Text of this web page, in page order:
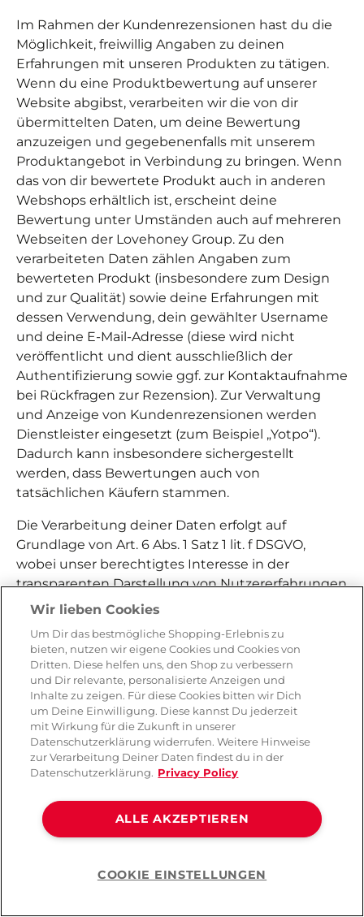
Im Rahmen der Kundenrezensionen hast du die
Möglichkeit, freiwillig Angaben zu deinen
Erfahrungen mit unseren Produkten zu tätigen.
Wenn du eine Produktbewertung auf unserer
Website abgibst, verarbeiten wir die von dir
übermittelten Daten, um deine Bewertung
anzuzeigen und gegebenenfalls mit unserem
Produktangebot in Verbindung zu bringen. Wenn
das von dir bewertete Produkt auch in anderen
Webshops erhältlich ist, erscheint deine
Bewertung unter Umständen auch auf mehreren
Webseiten der Lovehoney Group. Zu den
verarbeiteten Daten zählen Angaben zum
bewerteten Produkt (insbesondere zum Design
und zur Qualität) sowie deine Erfahrungen mit
dessen Verwendung, dein gewählter Username
und deine E-Mail-Adresse (diese wird nicht
veröffentlicht und dient ausschließlich der
Authentifizierung sowie ggf. zur Kontaktaufnahme
bei Rückfragen zur Rezension). Zur Verwaltung
und Anzeige von Kundenrezensionen werden
Dienstleister eingesetzt (zum Beispiel „Yotpo“).
Dadurch kann insbesondere sichergestellt
werden, dass Bewertungen auch von
tatsächlichen Käufern stammen.
Die Verarbeitung deiner Daten erfolgt auf
Grundlage von Art. 6 Abs. 1 Satz 1 lit. f DSGVO,
wobei unser berechtigtes Interesse in der
transparenten Darstellung von Nutzererfahrungen
sowie in der kontinuierlichen Verbesserung
Dienstleistern wurden
Auftragsverarbeitungsverträge abgeschlossen.
Deine Rezension kann veröffentlicht werden,
solange das bewertete Produkt auf unseren
Websites gelistet ist.
6. Wenn du uns kontaktierst
Du hast die Möglichkeit, dich mit uns telefonisch,
postalisch, über unseren Chatbot oder über
unsere Kontaktformulare in Verbindung zu setzen.
wir von dir zunächst die als Pflichtfelder
Wir lieben Cookies
Um Dir das bestmögliche Shopping-Erlebnis zu
bieten, nutzen wir eigene Cookies und Cookies von
Dritten. Diese helfen uns, den Shop zu verbessern
und Dir relevante, personalisierte Anzeigen und
Inhalte zu zeigen. Für diese Cookies bitten wir Dich
um Deine Einwilligung. Diese kannst Du jederzeit
mit Wirkung für die Zukunft in unserer
Datenschutzerklärung widerrufen. Weitere Hinweise
zur Verarbeitung Deiner Daten findest du in der
Datenschutzerklärung. Privacy Policy
ALLE AKZEPTIEREN
COOKIE EINSTELLUNGEN